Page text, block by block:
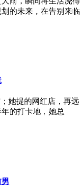
的未来，在告别来临
她提的网红店，再远
的打卡地，她总